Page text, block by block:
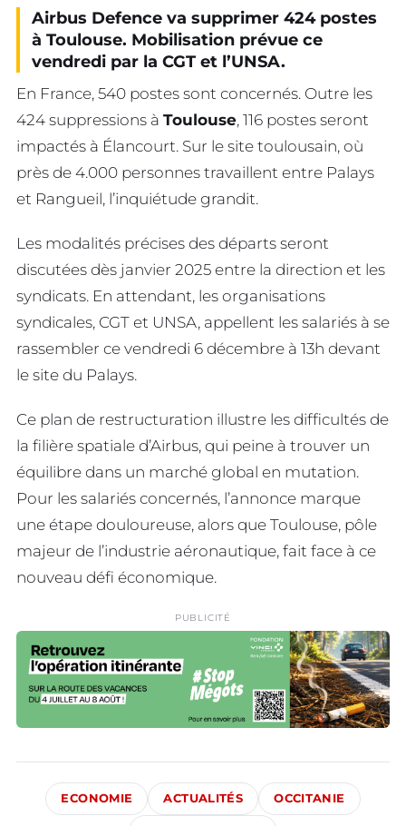
Airbus Defence va supprimer 424 postes
à Toulouse. Mobilisation prévue ce
vendredi par la CGT et l’UNSA.
En France, 540 postes sont concernés. Outre les
424 suppressions à Toulouse, 116 postes seront
impactés à Élancourt. Sur le site toulousain, où
près de 4.000 personnes travaillent entre Palays
et Rangueil, l’inquiétude grandit.
Les modalités précises des départs seront
discutées dès janvier 2025 entre la direction et les
syndicats. En attendant, les organisations
syndicales, CGT et UNSA, appellent les salariés à se
rassembler ce vendredi 6 décembre à 13h devant
le site du Palays.
Ce plan de restructuration illustre les difficultés de
la filière spatiale d’Airbus, qui peine à trouver un
équilibre dans un marché global en mutation.
Pour les salariés concernés, l’annonce marque
une étape douloureuse, alors que Toulouse, pôle
majeur de l’industrie aéronautique, fait face à ce
nouveau défi économique.
PUBLICITÉ
ECONOMIE ACTUALITÉS OCCITANIE